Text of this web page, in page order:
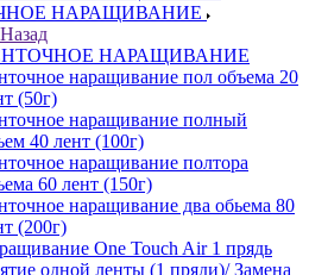
НАРАЩИВАНИЕ
Назад
НАРАЩИВАНИЕ
наращивание пол объема 20
(50г)
наращивание полный
40 лент (100г)
наращивание полтора
60 лент (150г)
наращивание два обьема 80
(200г)
One Touch Air 1 прядь
одной ленты (1 пряди)/ Замена